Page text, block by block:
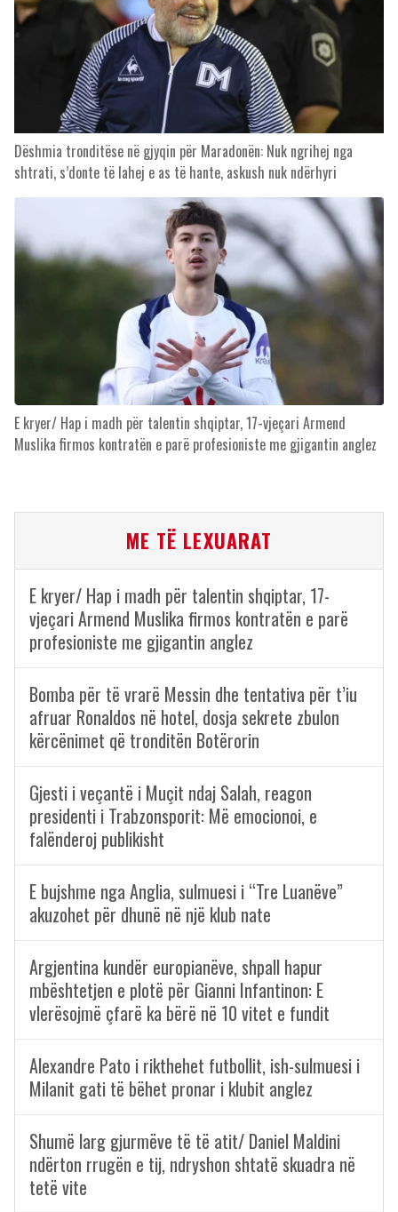
Dëshmia tronditëse në gjyqin për Maradonën: Nuk ngrihej nga
shtrati, s’donte të lahej e as të hante, askush nuk ndërhyri
E kryer/ Hap i madh për talentin shqiptar, 17-vjeçari Armend
Muslika firmos kontratën e parë profesioniste me gjigantin anglez
ME TË LEXUARAT
E kryer/ Hap i madh për talentin shqiptar, 17-
vjeçari Armend Muslika firmos kontratën e parë
profesioniste me gjigantin anglez
Bomba për të vrarë Messin dhe tentativa për t’iu
afruar Ronaldos në hotel, dosja sekrete zbulon
kërcënimet që tronditën Botërorin
Gjesti i veçantë i Muçit ndaj Salah, reagon
presidenti i Trabzonsporit: Më emocionoi, e
falënderoj publikisht
E bujshme nga Anglia, sulmuesi i “Tre Luanëve”
akuzohet për dhunë në një klub nate
Argjentina kundër europianëve, shpall hapur
mbështetjen e plotë për Gianni Infantinon: E
vlerësojmë çfarë ka bërë në 10 vitet e fundit
Alexandre Pato i rikthehet futbollit, ish-sulmuesi i
Milanit gati të bëhet pronar i klubit anglez
Shumë larg gjurmëve të të atit/ Daniel Maldini
ndërton rrugën e tij, ndryshon shtatë skuadra në
tetë vite